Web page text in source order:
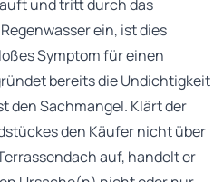
und tritt durch das
ein, ist dies
Symptom für einen
bereits die Undichtigkeit
den Sachmangel. Klärt der
den Käufer nicht über
auf, handelt er